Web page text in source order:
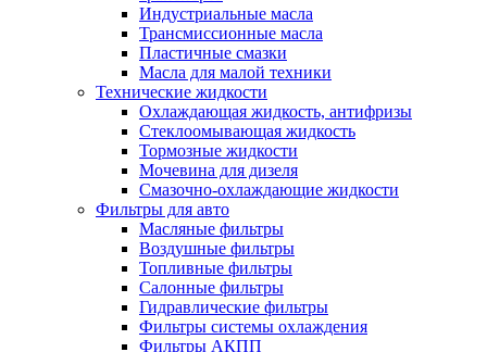
Индустриальные масла
Трансмиссионные масла
Пластичные смазки
Масла для малой техники
Технические жидкости
Охлаждающая жидкость, антифризы
Стеклоомывающая жидкость
Тормозные жидкости
Мочевина для дизеля
Смазочно-охлаждающие жидкости
Фильтры для авто
Масляные фильтры
Воздушные фильтры
Топливные фильтры
Салонные фильтры
Гидравлические фильтры
Фильтры системы охлаждения
Фильтры АКПП